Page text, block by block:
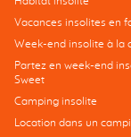
Vacances insolites en
Week-end insolite à la
Partez en week-end
Sweet
Camping insolite
Location dans un